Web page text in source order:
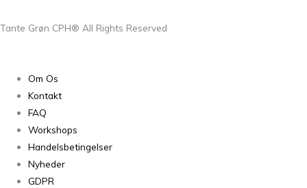
Tante Grøn CPH® All Rights Reserved
Om Os
Kontakt
FAQ
Workshops
Handelsbetingelser
Nyheder
GDPR